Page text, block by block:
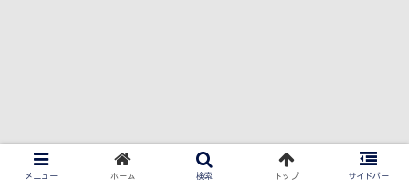
メニュー ホーム 検索 トップ サイドバー